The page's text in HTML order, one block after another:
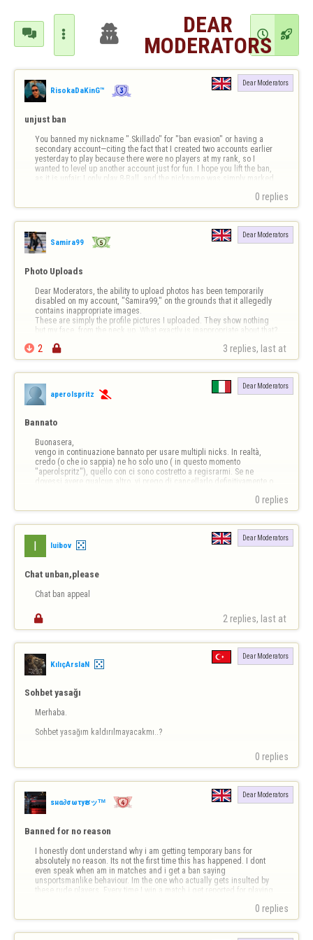
   DEAR
MODERATORS
 
RisokaDaKinG™
Dear Moderators
unjust ban
You banned my nickname ".Skillado" for "ban evasion" or having a
secondary account—citing the fact that I created two accounts earlier
yesterday to play because there were no players at my rank, so I
wanted to level up another account just for fun. I hope you lift the ban,
as it is unfair; I only play 8-Ball, and the nickname was simply marked
0 replies
Samira99
Dear Moderators
Photo Uploads
Dear Moderators, the ability to upload photos has been temporarily
disabled on my account, "Samira99," on the grounds that it allegedly
contains inappropriate images.
These are simply the profile pictures I uploaded. They show nothing
but my face, from the neck up. What exactly is inappropriate about that?
 2  3 replies, last at
aperolspritz 
Dear Moderators
Bannato
Buonasera,
vengo in continuazione bannato per usare multipli nicks. In realtà,
credo (o che io sappia) ne ho solo uno ( in questo momento
"aperolspritz"), quello con ci sono costretto a regisrarmi. Se ne
dovessi avere qualcun altro, vi prego di cancellarlo definitivamente o
0 replies
luibov
Dear Moderators
Chat unban,please
Chat ban appeal
 2 replies, last at
KılıçArslaN
Dear Moderators
Sohbet yasağı
Merhaba.
Sohbet yasağım kaldırılmayacakmı..?
0 replies
ѕнα∂σωτyຮッᵀᴹ
Dear Moderators
Banned for no reason
I honestly dont understand why i am getting temporary bans for
absolutely no reason. Its not the first time this has happened. I dont
even speak when am in matches and i get a ban saying
unsportsmanlike behaviour. Im the one who actually gets insulted by
these rude players. Every time I win a match i get reported for playing
0 replies